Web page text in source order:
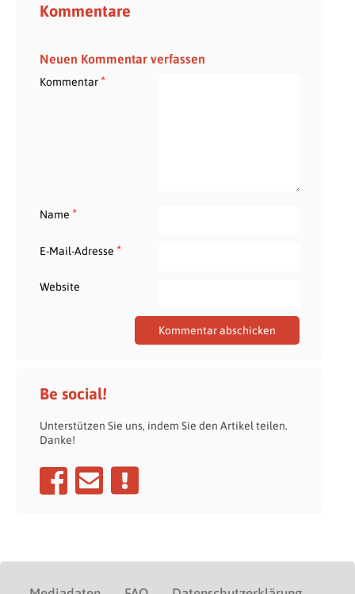
Kommentare
Neuen Kommentar verfassen
Kommentar*
Name *
E-Mail-Adresse *
Website
Be social!
Unterstützen Sie uns, indem Sie den Artikel teilen.
Danke!